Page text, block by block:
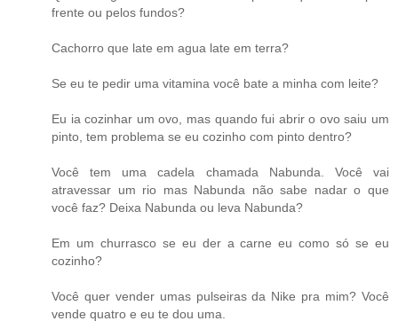
frente ou pelos fundos?
Cachorro que late em agua late em terra?
Se eu te pedir uma vitamina você bate a minha com leite?
Eu ia cozinhar um ovo, mas quando fui abrir o ovo saiu um
pinto, tem problema se eu cozinho com pinto dentro?
Você tem uma cadela chamada Nabunda. Você vai
atravessar um rio mas Nabunda não sabe nadar o que
você faz? Deixa Nabunda ou leva Nabunda?
Em um churrasco se eu der a carne eu como só se eu
cozinho?
Você quer vender umas pulseiras da Nike pra mim? Você
vende quatro e eu te dou uma.